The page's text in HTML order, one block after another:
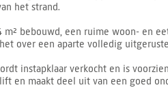
het strand.
bebouwd, een ruime woon- en
over een aparte volledig
instapklaar verkocht en is
en maakt deel uit van een goed